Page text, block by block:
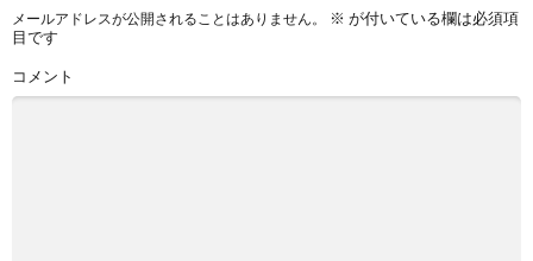
メールアドレスが公開されることはありません。 ※ が付いている欄は必須項
目です
コメント